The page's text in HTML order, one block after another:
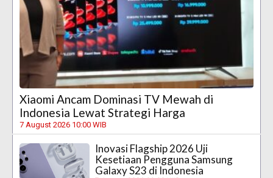
Xiaomi Ancam Dominasi TV Mewah di
Indonesia Lewat Strategi Harga
7 August 2026 10:00 WIB
Inovasi Flagship 2026 Uji
Kesetiaan Pengguna Samsung
Galaxy S23 di Indonesia